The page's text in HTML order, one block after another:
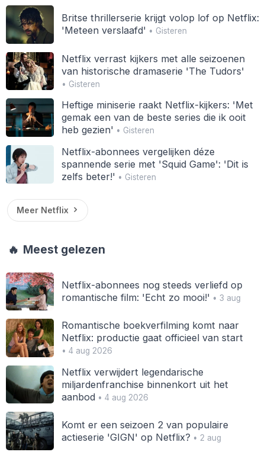
Britse thrillerserie krijgt volop lof op Netflix:
'Meteen verslaafd' • Gisteren
Netflix verrast kijkers met alle seizoenen
van historische dramaserie 'The Tudors'
• Gisteren
Heftige miniserie raakt Netflix-kijkers: 'Met
gemak een van de beste series die ik ooit
heb gezien' • Gisteren
Netflix-abonnees vergelijken déze
spannende serie met 'Squid Game': 'Dit is
zelfs beter!' • Gisteren
Meer Netflix
🔥 Meest gelezen
Netflix-abonnees nog steeds verliefd op
romantische film: 'Echt zo mooi!' • 3 aug
Romantische boekverfilming komt naar
Netflix: productie gaat officieel van start
• 4 aug 2026
Netflix verwijdert legendarische
miljardenfranchise binnenkort uit het
aanbod • 4 aug 2026
Komt er een seizoen 2 van populaire
actieserie 'GIGN' op Netflix? • 2 aug